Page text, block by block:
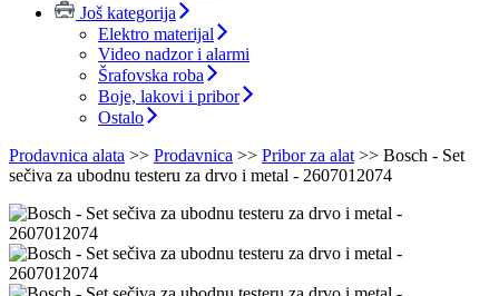
Još kategorija
Elektro materijal
Video nadzor i alarmi
Šrafovska roba
Boje, lakovi i pribor
Ostalo
Prodavnica alata >> Prodavnica >> Pribor za alat >> Bosch - Set
sečiva za ubodnu testeru za drvo i metal - 2607012074